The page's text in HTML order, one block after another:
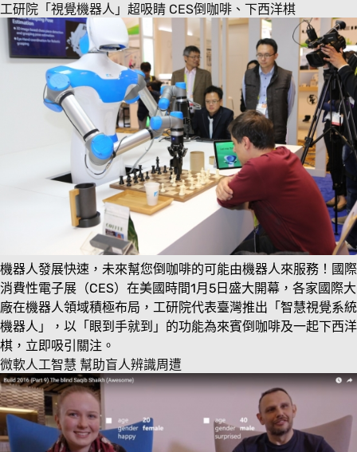
工研院「視覺機器人」超吸睛 CES倒咖啡、下西洋棋
機器人發展快速，未來幫您倒咖啡的可能由機器人來服務！國際
消費性電子展（CES）在美國時間1月5日盛大開幕，各家國際大
廠在機器人領域積極布局，工研院代表臺灣推出「智慧視覺系統
機器人」，以「眼到手就到」的功能為來賓倒咖啡及一起下西洋
棋，立即吸引關注。
微軟人工智慧 幫助盲人辨識周遭